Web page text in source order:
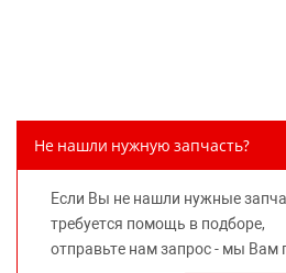
части к той или иной марке
предлагаемых к продаже
автомобилей и их
правообладателей указанных
Не нашли нужную запчасть?
Если Вы не нашли нужные
требуется помощь в подборе,
отправьте нам запрос - мы Вам